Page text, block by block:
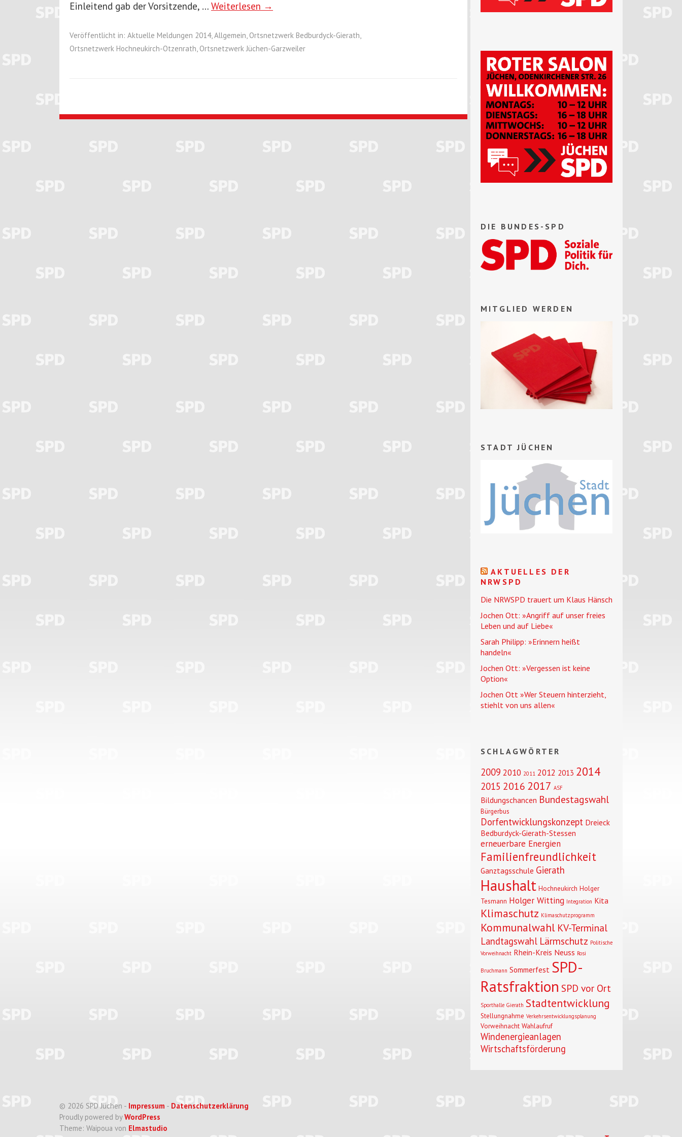
Einleitend gab der Vorsitzende, … Weiterlesen →
Veröffentlicht in: Aktuelle Meldungen 2014,Allgemein, Ortsnetzwerk Bedburdyck-Gierath,
Ortsnetzwerk Hochneukirch-Otzenrath, Ortsnetzwerk Jüchen-Garzweiler
DIE BUNDES-SPD
MITGLIED WERDEN
STADT JÜCHEN
AKTUELLES DER
NRWSPD
Die NRWSPD trauert um Klaus Hänsch
Jochen Ott: »Angriff auf unser freies
Leben und auf Liebe«
Sarah Philipp: »Erinnern heißt
handeln«
Jochen Ott: »Vergessen ist keine
Option«
Jochen Ott »Wer Steuern hinterzieht,
stiehlt von uns allen«
SCHLAGWÖRTER
2009 2010 2011 2012 2013 2014
2015 2016 2017 ASF
Bildungschancen Bundestagswahl
Bürgerbus
Dorfentwicklungskonzept Dreieck
Bedburdyck-Gierath-Stessen
erneuerbare Energien
Familienfreundlichkeit
Ganztagsschule Gierath
Haushalt Hochneukirch Holger
Tesmann Holger Witting Integration Kita
Klimaschutz Klimaschutzprogramm
Kommunalwahl KV-Terminal
Landtagswahl Lärmschutz Politische
Vorweihnacht Rhein-Kreis Neuss Rosi
Bruchmann Sommerfest SPD-
Ratsfraktion SPD vor Ort
Sporthalle Gierath Stadtentwicklung
Stellungnahme Verkehrsentwicklungsplanung
Vorweihnacht Wahlaufruf
Windenergieanlagen
Wirtschaftsförderung
© 2026 SPD Jüchen - Impressum - Datenschutzerklärung
Proudly powered byWordPress
Theme: Waipoua von Elmastudio